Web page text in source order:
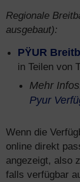
Regionale
ausgebaut):
PŸUR
in Teilen von
Mehr
Pyur
Wenn die
online direkt
angezeigt, also
falls verfügbar